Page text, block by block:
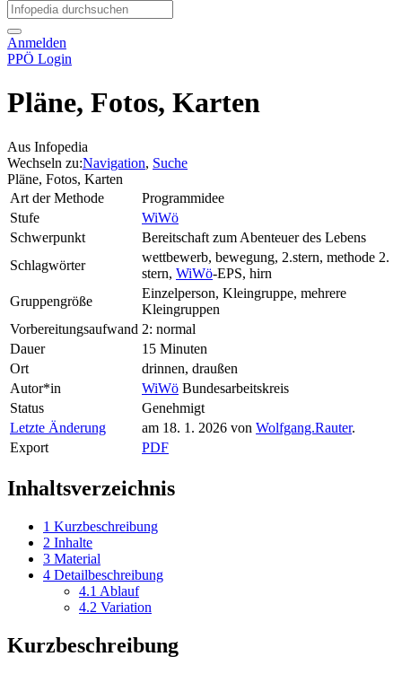
Anmelden
PPÖ Login
Pläne, Fotos, Karten
Aus Infopedia
Wechseln zu:Navigation, Suche
Pläne, Fotos, Karten
Art der Methode
Programmidee
Stufe
WiWö
Schwerpunkt
Bereitschaft zum Abenteuer des Lebens
Schlagwörter
wettbewerb, bewegung, 2.stern, methode 2.
stern, WiWö-EPS, hirn
Gruppengröße
Einzelperson, Kleingruppe, mehrere
Kleingruppen
Vorbereitungsaufwand 2: normal
Dauer
15 Minuten
Ort
drinnen, draußen
Autor*in
WiWö Bundesarbeitskreis
Status
Genehmigt
Letzte Änderung
am 18. 1. 2026 von Wolfgang.Rauter.
Export
PDF
Inhaltsverzeichnis
1 Kurzbeschreibung
2 Inhalte
3 Material
4 Detailbeschreibung
4.1 Ablauf
4.2 Variation
Kurzbeschreibung